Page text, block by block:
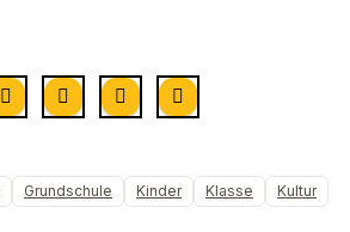
Grundschule Kinder Klasse Kultur